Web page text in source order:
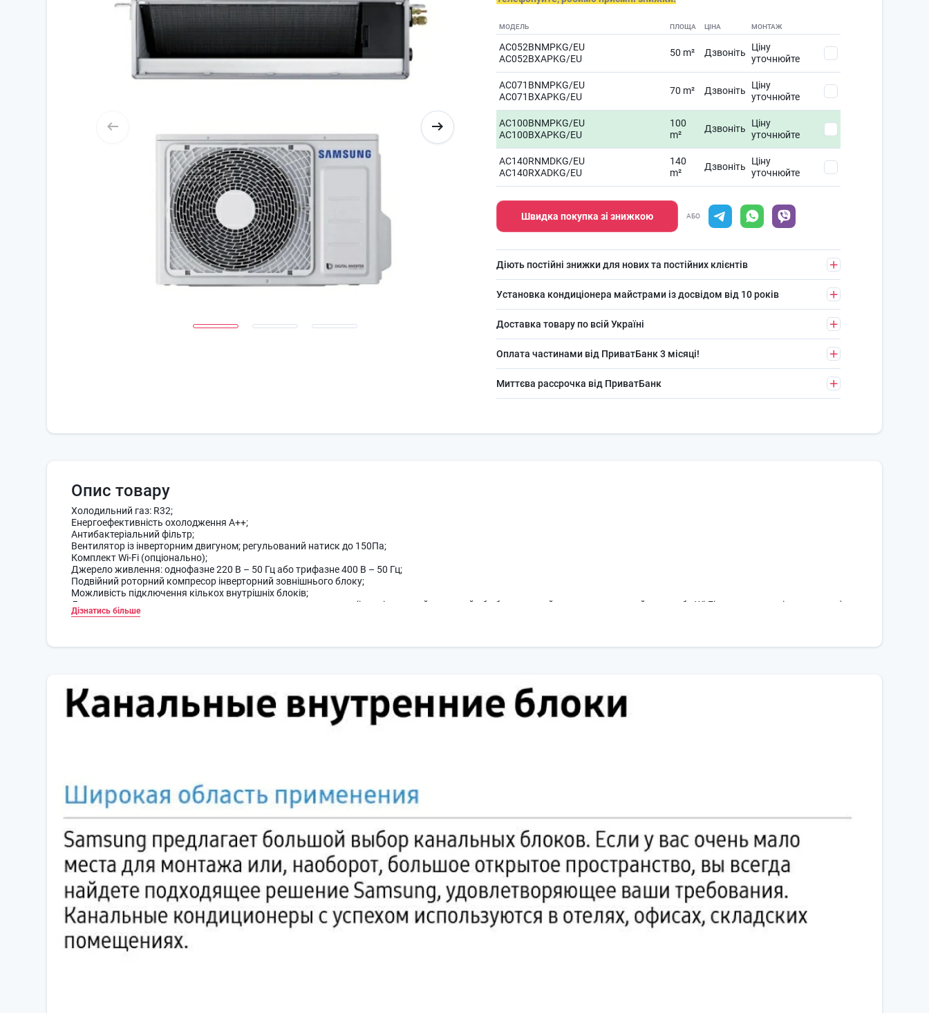
МОДЕЛЬ ПЛОЩА ЦІНА МОНТАЖ
AC052BNMPKG/EU
AC052BXAPKG/EU
50 m² Дзвоніть
Ціну
уточнюйте
AC071BNMPKG/EU
AC071BXAPKG/EU
70 m² Дзвоніть
Ціну
уточнюйте
AC100BNMPKG/EU
AC100BXAPKG/EU
100
m²
Дзвоніть
Ціну
уточнюйте
AC140RNMDKG/EU
AC140RXADKG/EU
140
m²
Дзвоніть
Ціну
уточнюйте
Швидка покупка зі знижкою АБО
Діють постійні знижки для нових та постійних клієнтів
Установка кондиціонера майстрами із досвідом від 10 років
Доставка товару по всій Україні
Оплата частинами від ПриватБанк 3 місяці!
Миттєва рассрочка від ПриватБанк
Опис товару
Холодильний газ: R32;
Енергоефективність охолодження A++;
Антибактеріальний фільтр;
Вентилятор із інверторним двигуном; регульований натиск до 150Па;
Комплект Wi-Fi (опціонально);
Джерело живлення: однофазне 220 В – 50 Гц або трифазне 400 В – 50 Гц;
Подвійний роторний компресор інверторний зовнішнього блоку;
Можливість підключення кількох внутрішніх блоків;
Додатково комплектується: панеллю та системою керування (індивідуальний дротовий або бездротовий пульт, центральний пульт або Wi-Fi модуль на декілька систем).
Дізнатись більше